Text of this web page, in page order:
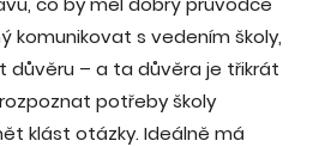
komunikovat s vedením školy,
důvěru – a ta důvěra je třikrát
potřeby školy
klást otázky. Ideálně má